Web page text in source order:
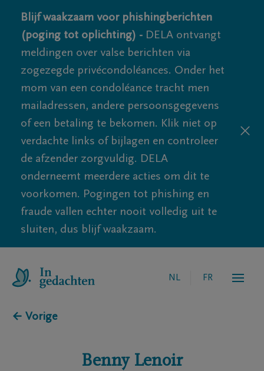
Blijf waakzaam voor phishingberichten
(poging tot oplichting) - DELA ontvangt
meldingen over valse berichten via
zogezegde privécondoléances. Onder het
mom van een condoléance tracht men
mailadressen, andere persoonsgegevens
of een betaling te bekomen. Klik niet op
verdachte links of bijlagen en controleer
de afzender zorgvuldig. DELA
onderneemt meerdere acties om dit te
voorkomen. Pogingen tot phishing en
fraude vallen echter nooit volledig uit te
sluiten, dus blijf waakzaam.
NL FR
← Vorige
Benny Lenoir